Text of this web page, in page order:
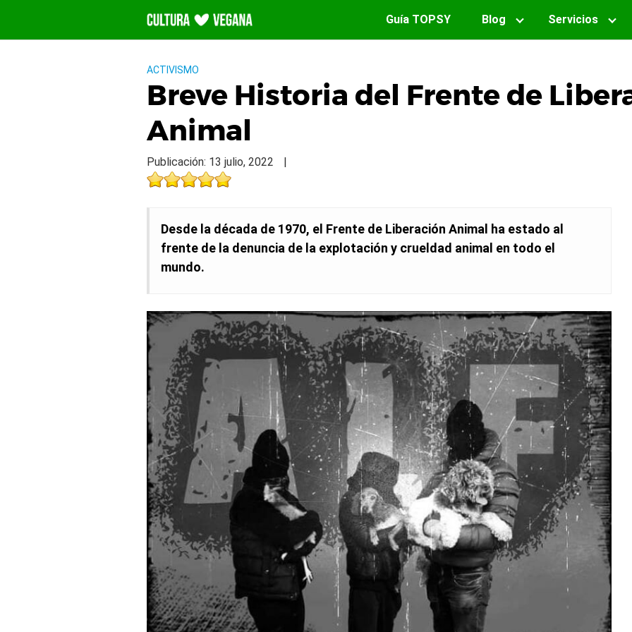
contenido
Guía TOPSY Blog Servicios
ACTIVISMO
Breve Historia del Frente de
Animal
Publicación: 13 julio, 2022 |
Desde la década de 1970, el Frente de Liberación Animal ha estado al
frente de la denuncia de la explotación y crueldad animal en todo el
mundo.